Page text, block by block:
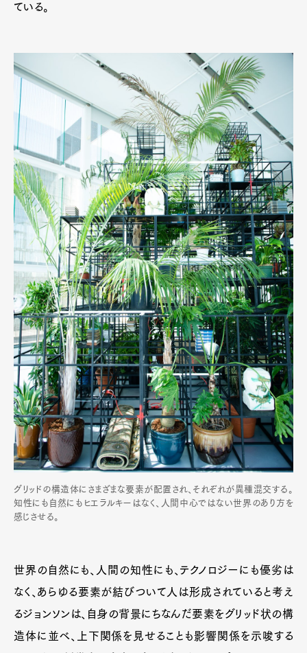
ている。
グリッドの構造体にさまざまな要素が配置され、それぞれが異種混交する。
知性にも自然にもヒエラルキーはなく、人間中心ではない世界のあり方を
感じさせる。
世界の自然にも、人間の知性にも、テクノロジーにも優劣は
なく、あらゆる要素が結びついて人は形成されていると考え
るジョンソンは、自身の背景にちなんだ要素をグリッド状の構
造体に並べ、上下関係を見せることも影響関係を示唆する